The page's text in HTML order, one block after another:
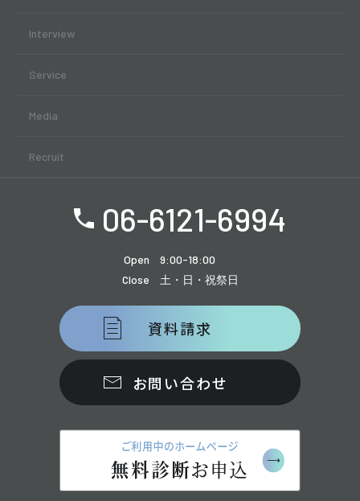
Interview
Service
Media
Recruit
06-6121-6994
Open
9:00-18:00
Close
土・日・祝祭日
資料請求
お問い合わせ